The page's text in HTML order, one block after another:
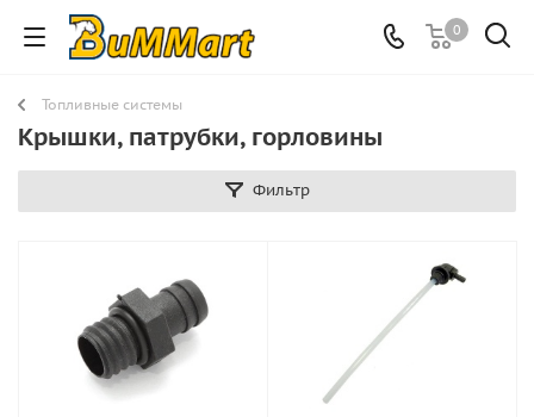
0
Топливные системы
Крышки, патрубки, горловины
Фильтр